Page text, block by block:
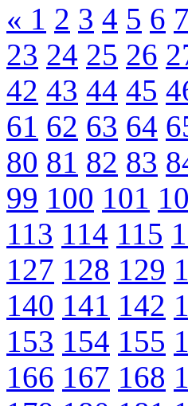
« 1 2 3 4 5 6 7
23 24 25 26
42 43 44 45
61 62 63 64
80 81 82 83
99 100 101
113 114 115
127 128 129
140 141 142
153 154 155
166 167 168